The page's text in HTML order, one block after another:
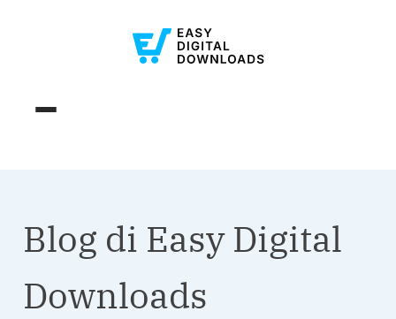
Blog di Easy Digital
Downloads